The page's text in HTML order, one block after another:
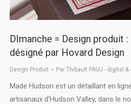
DImanche = Design produit
désigné par Hovard Design
Design Produit Par Thibault FAGU - digital &
Made Hudson est un détaillant en
artisanaux d’Hudson Valley, dans le